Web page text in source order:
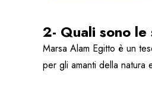
2- Quali sono
Marsa Alam Egitto è un
per gli amanti della natura